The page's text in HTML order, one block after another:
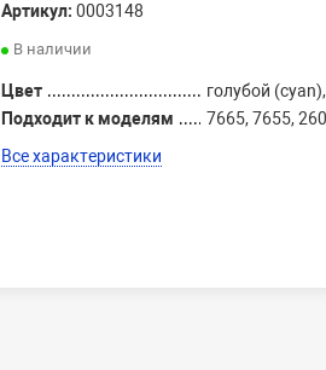
Артикул: 0003148
В наличии
Цвет
голубой
Подходит к моделям
7665, 7655,
Все характеристики